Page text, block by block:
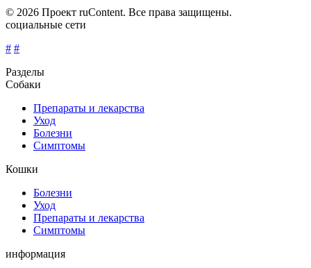
© 2026 Проект ruContent. Все права защищены.
социальные сети
# #
Разделы
Собаки
Препараты и лекарства
Уход
Болезни
Симптомы
Кошки
Болезни
Уход
Препараты и лекарства
Симптомы
информация